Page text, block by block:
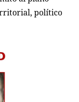
político